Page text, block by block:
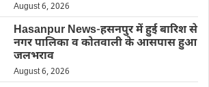
August 6, 2026
Hasanpur News-हसनपुर में हुई बारिश से
नगर पालिका व कोतवाली के आसपास हुआ
जलभराव
August 6, 2026